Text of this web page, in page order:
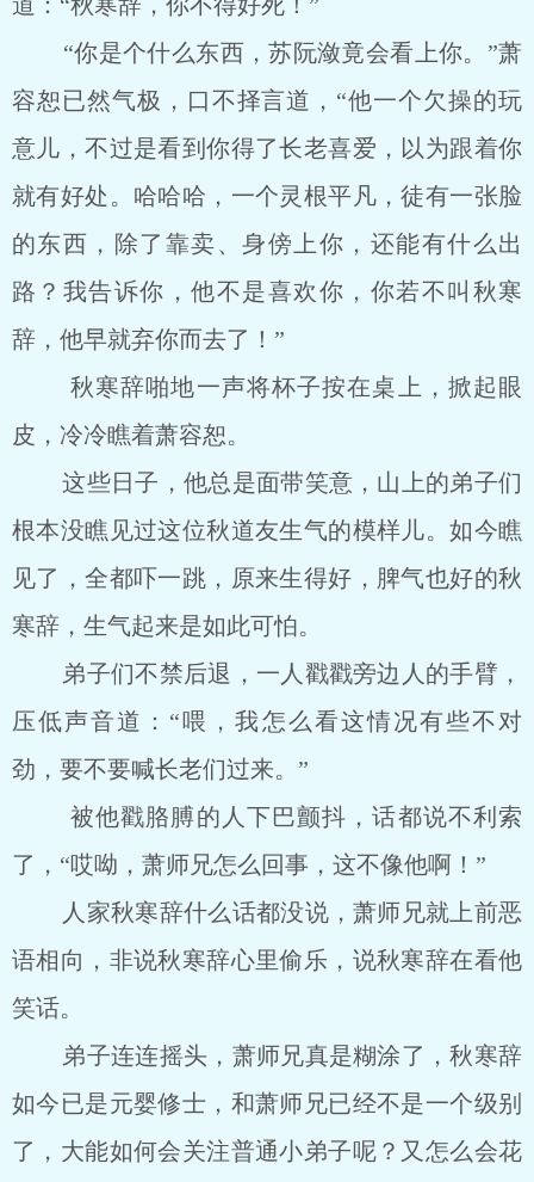
“你是个什么东西，苏阮潋竟会看上你。”萧
容恕已然气极，口不择言道，“他一个欠操的玩
意儿，不过是看到你得了长老喜爱，以为跟着你
就有好处。哈哈哈，一个灵根平凡，徒有一张脸
的东西，除了靠卖、身傍上你，还能有什么出
路？我告诉你，他不是喜欢你，你若不叫秋寒
辞，他早就弃你而去了！”
秋寒辞啪地一声将杯子按在桌上，掀起眼
皮，冷冷瞧着萧容恕。
这些日子，他总是面带笑意，山上的弟子们
根本没瞧见过这位秋道友生气的模样儿。如今瞧
见了，全都吓一跳，原来生得好，脾气也好的秋
寒辞，生气起来是如此可怕。
弟子们不禁后退，一人戳戳旁边人的手臂，
压低声音道：“喂，我怎么看这情况有些不对
劲，要不要喊长老们过来。”
被他戳胳膊的人下巴颤抖，话都说不利索
了，“哎呦，萧师兄怎么回事，这不像他啊！”
人家秋寒辞什么话都没说，萧师兄就上前恶
语相向，非说秋寒辞心里偷乐，说秋寒辞在看他
笑话。
弟子连连摇头，萧师兄真是糊涂了，秋寒辞
如今已是元婴修士，和萧师兄已经不是一个级别
了，大能如何会关注普通小弟子呢？又怎么会花